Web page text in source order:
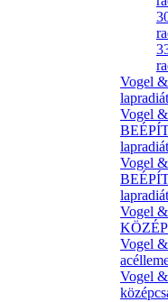
Vogel
Vogel
Vogel
Vogel
KÖZÉP
Vogel
Vogel